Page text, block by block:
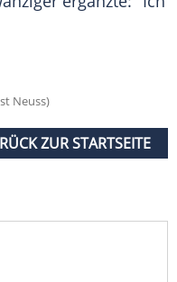
Neuss)
ZUR STARTSEITE